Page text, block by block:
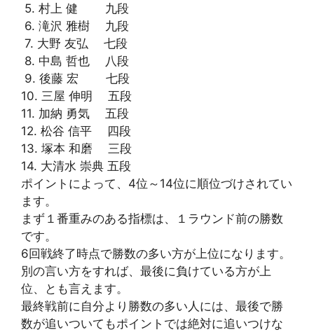
5. 村上 健 九段
6. 滝沢 雅樹 九段
7. 大野 友弘 七段
8. 中島 哲也 八段
9. 後藤 宏 七段
10. 三屋 伸明 五段
11. 加納 勇気 五段
12. 松谷 信平 四段
13. 塚本 和磨 三段
14. 大清水 崇典 五段
ポイントによって、4位～14位に順位づけされてい
ます。
まず１番重みのある指標は、１ラウンド前の勝数
です。
6回戦終了時点で勝数の多い方が上位になります。
別の言い方をすれば、最後に負けている方が上
位、とも言えます。
最終戦前に自分より勝数の多い人には、最後で勝
数が追いついてもポイントでは絶対に追いつけな